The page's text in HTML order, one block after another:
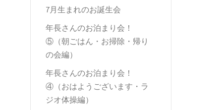
7月生まれのお誕生会
年長さんのお泊まり会！
⑤（朝ごはん・お掃除・帰り
の会編）
年長さんのお泊まり会！
④（おはようございます・ラ
ジオ体操編）